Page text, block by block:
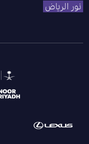
نور الرياض